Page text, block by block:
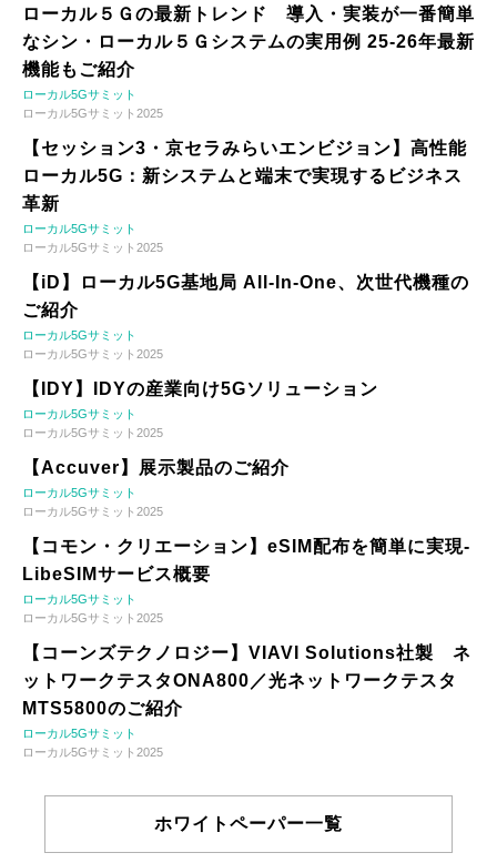
ローカル５Ｇの最新トレンド 導入・実装が一番簡単
なシン・ローカル５Ｇシステムの実用例 25-26年最新
機能もご紹介
ローカル5Gサミット
ローカル5Gサミット2025
【セッション3・京セラみらいエンビジョン】高性能
ローカル5G：新システムと端末で実現するビジネス
革新
ローカル5Gサミット
ローカル5Gサミット2025
【iD】ローカル5G基地局 All-In-One、次世代機種の
ご紹介
ローカル5Gサミット
ローカル5Gサミット2025
【IDY】IDYの産業向け5Gソリューション
ローカル5Gサミット
ローカル5Gサミット2025
【Accuver】展示製品のご紹介
ローカル5Gサミット
ローカル5Gサミット2025
【コモン・クリエーション】eSIM配布を簡単に実現-
LibeSIMサービス概要
ローカル5Gサミット
ローカル5Gサミット2025
【コーンズテクノロジー】VIAVI Solutions社製 ネ
ットワークテスタONA800／光ネットワークテスタ
MTS5800のご紹介
ローカル5Gサミット
ローカル5Gサミット2025
ホワイトペーパー一覧